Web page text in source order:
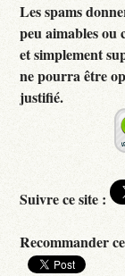
Les spams
peu aimables
et simplement
ne pourra être
justifié.
Suivre ce site :
Recommander